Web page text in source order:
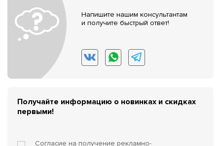
Напишите нашим консультантам
и получите быстрый ответ!
Получайте информацию о новинках и скидках
первыми!
Согласие на получение рекламно-